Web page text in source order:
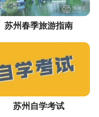
苏州春季旅游指南
苏州自学考试